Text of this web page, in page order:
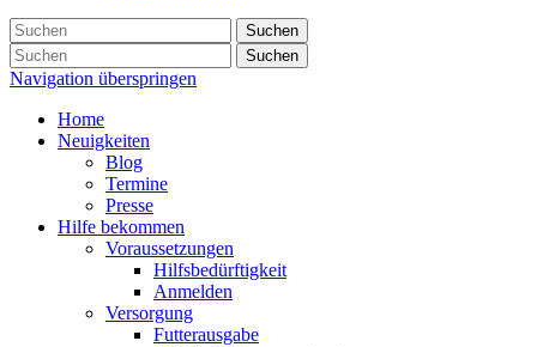
Suchen
Suchen
Navigation überspringen
Home
Neuigkeiten
Blog
Termine
Presse
Hilfe bekommen
Voraussetzungen
Hilfsbedürftigkeit
Anmelden
Versorgung
Futterausgabe